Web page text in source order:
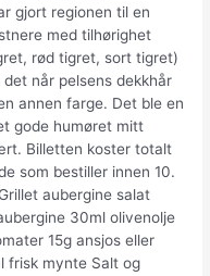
gjort regionen til en
med tilhørighet
rød tigret, sort tigret)
når pelsens dekkhår
annen farge. Det ble en
gode humøret mitt
Billetten koster totalt
som bestiller innen 10.
aubergine salat
30ml olivenolje
15g ansjos eller
frisk mynte Salt og